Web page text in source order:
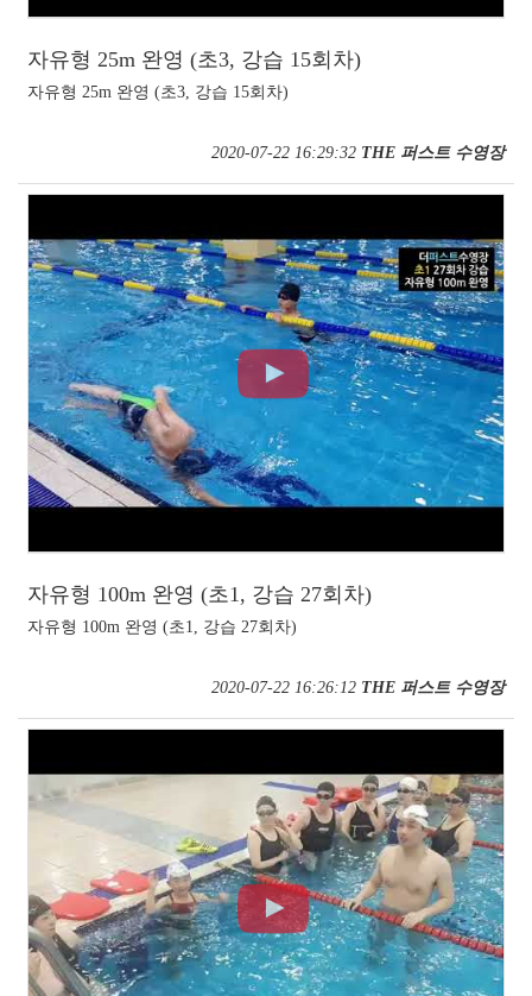
자유형 25m 완영 (초3, 강습 15회차)
자유형 25m 완영 (초3, 강습 15회차)
2020-07-22 16:29:32 THE 퍼스트 수영장
자유형 100m 완영 (초1, 강습 27회차)
자유형 100m 완영 (초1, 강습 27회차)
2020-07-22 16:26:12 THE 퍼스트 수영장